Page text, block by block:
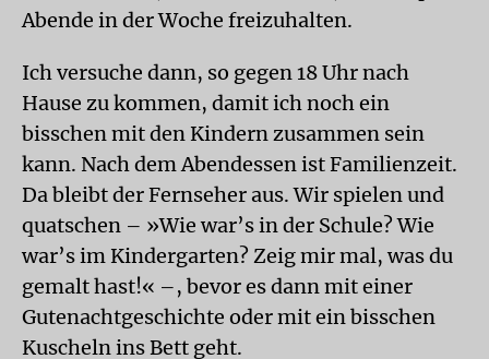
Abende in der Woche freizuhalten.
Ich versuche dann, so gegen 18 Uhr nach
Hause zu kommen, damit ich noch ein
bisschen mit den Kindern zusammen sein
kann. Nach dem Abendessen ist Familienzeit.
Da bleibt der Fernseher aus. Wir spielen und
quatschen – »Wie war’s in der Schule? Wie
war’s im Kindergarten? Zeig mir mal, was du
gemalt hast!« –, bevor es dann mit einer
Gutenachtgeschichte oder mit ein bisschen
Kuscheln ins Bett geht.